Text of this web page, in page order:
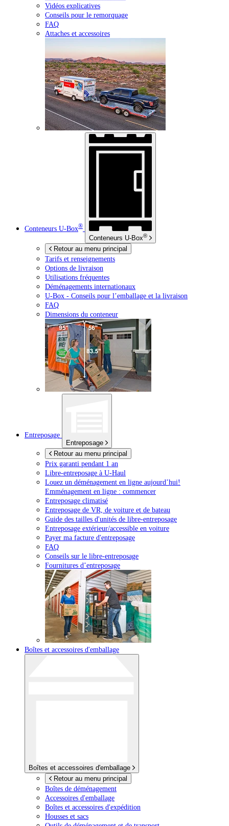
Vidéos explicatives
Conseils pour le remorquage
FAQ
Attaches et accessoires
Conteneurs U-Box®
Conteneurs U-Box®
Retour au menu principal
Tarifs et renseignements
Options de livraison
Utilisations fréquentes
Déménagements internationaux
U-Box - Conseils pour l’emballage et la livraison
FAQ
Dimensions du conteneur
Entreposage
Entreposage
Retour au menu principal
Prix garanti pendant 1 an
Libre-entreposage à U-Haul
Louez un déménagement en ligne aujourd’hui!
Emménagement en ligne : commencer
Entreposage climatisé
Entreposage de VR, de voiture et de bateau
Guide des tailles d'unités de libre-entreposage
Entreposage extérieur/accessible en voiture
Payer ma facture d'entreposage
FAQ
Conseils sur le libre-entreposage
Fournitures d’entreposage
Boîtes et accessoires d'emballage
Boîtes et accessoires d'emballage
Retour au menu principal
Boîtes de déménagement
Accessoires d'emballage
Boîtes et accessoires d'expédition
Housses et sacs